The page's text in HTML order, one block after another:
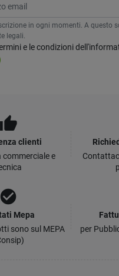
in ogni momenti. A questo
legali.
e le condizioni
thumb_up
clienti
commerciale e
check_circle
Mepa
sono sul MEPA
per